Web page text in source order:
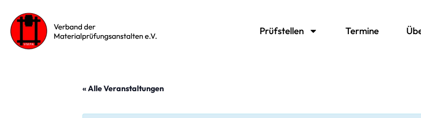
Prüfstellen Termine
« Alle Veranstaltungen